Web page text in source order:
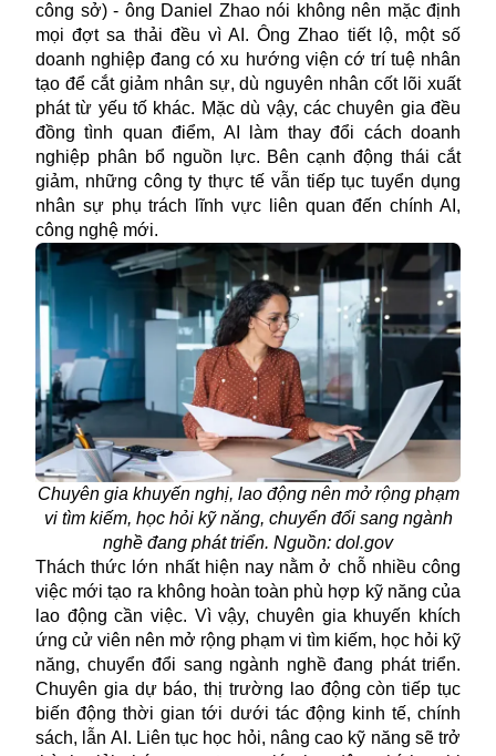
công sở) - ông Daniel Zhao nói không nên mặc định
mọi đợt sa thải đều vì AI. Ông Zhao tiết lộ, một số
doanh nghiệp đang có xu hướng viện cớ trí tuệ nhân
tạo để cắt giảm nhân sự, dù nguyên nhân cốt lõi xuất
phát từ yếu tố khác. Mặc dù vậy, các chuyên gia đều
đồng tình quan điểm, AI làm thay đổi cách doanh
nghiệp phân bổ nguồn lực. Bên cạnh động thái cắt
giảm, những công ty thực tế vẫn tiếp tục tuyển dụng
nhân sự phụ trách lĩnh vực liên quan đến chính AI,
công nghệ mới.
Chuyên gia khuyến nghị, lao động nên mở rộng phạm
vi tìm kiếm, học hỏi kỹ năng, chuyển đổi sang ngành
nghề đang phát triển. Nguồn: dol.gov
Thách thức lớn nhất hiện nay nằm ở chỗ nhiều công
việc mới tạo ra không hoàn toàn phù hợp kỹ năng của
lao động cần việc. Vì vậy, chuyên gia khuyến khích
ứng cử viên nên mở rộng phạm vi tìm kiếm, học hỏi kỹ
năng, chuyển đổi sang ngành nghề đang phát triển.
Chuyên gia dự báo, thị trường lao động còn tiếp tục
biến động thời gian tới dưới tác động kinh tế, chính
sách, lẫn AI. Liên tục học hỏi, nâng cao kỹ năng sẽ trở